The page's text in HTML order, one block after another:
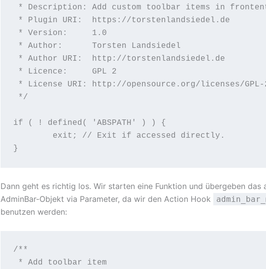
* Description: Add custom toolbar items in
* Plugin URI:  https://torstenlandsiedel.de
* Version:     1.0
* Author:      Torsten Landsiedel
* Author URI:  http://torstenlandsiedel.de
* Licence:     GPL 2
* License URI: http://opensource.org/licenses/GPL-
*/
if ( ! defined( 'ABSPATH' ) ) {
}
Dann geht es richtig los. Wir starten eine Funktion und übergeben das
AdminBar-Objekt via Parameter, da wir den Action Hook
benutzen werden:
/**
* Add toolbar item